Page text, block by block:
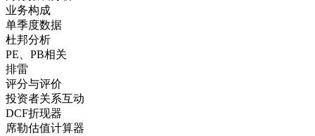
业务构成
单季度数据
杜邦分析
PE、PB相关
排雷
评分与评价
投资者关系互动
DCF折现器
席勒估值计算器